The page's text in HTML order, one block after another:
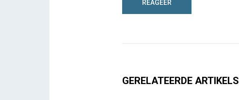
GERELATEERDE ARTIKELS